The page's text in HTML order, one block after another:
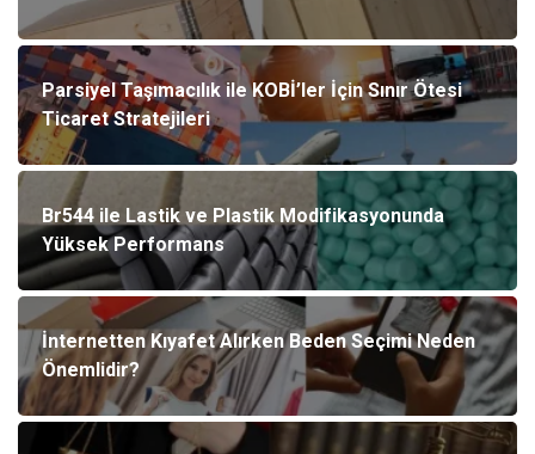
Parsiyel Taşımacılık ile KOBİ’ler İçin Sınır Ötesi
Ticaret Stratejileri
Br544 ile Lastik ve Plastik Modifikasyonunda
Yüksek Performans
İnternetten Kıyafet Alırken Beden Seçimi Neden
Önemlidir?